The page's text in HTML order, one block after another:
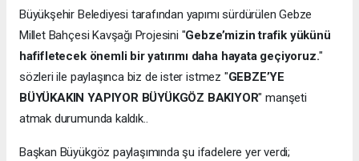
Büyükşehir Belediyesi tarafından yapımı sürdürülen Gebze
Millet Bahçesi Kavşağı Projesini "Gebze’mizin trafik yükünü
hafifletecek önemli bir yatırımı daha hayata geçiyoruz."
sözleri ile paylaşınca biz de ister istmez "GEBZE’YE
BÜYÜKAKIN YAPIYOR BÜYÜKGÖZ BAKIYOR" manşeti
atmak durumunda kaldık..
Başkan Büyükgöz paylaşımında şu ifadelere yer verdi;